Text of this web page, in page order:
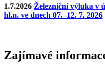
1.7.2026 Železniční výluka v
hl.n. ve dnech 07.–12. 7. 2026
Zajímavé